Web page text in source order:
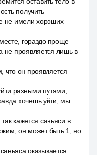
получить
не имели хороших
гораздо проще
не проявляется лишь в
он проявляется
разными путями,
хочешь уйти, мы
кажется саньяси в
он может быть 1, но
оказывается